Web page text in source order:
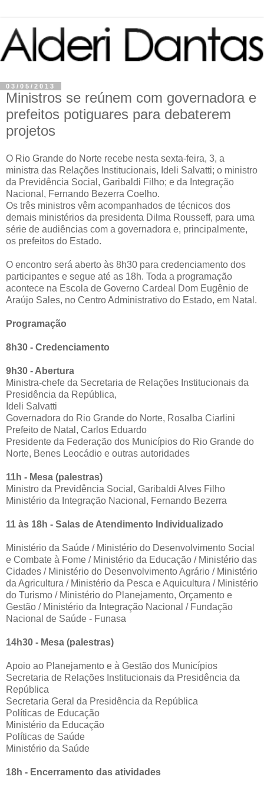
03/05/2013
Ministros se reúnem com governadora e
prefeitos potiguares para debaterem
projetos
O Rio Grande do Norte recebe nesta sexta-feira, 3, a
ministra das Relações Institucionais, Ideli Salvatti; o ministro
da Previdência Social, Garibaldi Filho; e da Integração
Nacional, Fernando Bezerra Coelho.
Os três ministros vêm acompanhados de técnicos dos
demais ministérios da presidenta Dilma Rousseff, para uma
série de audiências com a governadora e, principalmente,
os prefeitos do Estado.
O encontro será aberto às 8h30 para credenciamento dos
participantes e segue até as 18h. Toda a programação
acontece na Escola de Governo Cardeal Dom Eugênio de
Araújo Sales, no Centro Administrativo do Estado, em Natal.
Programação
8h30 - Credenciamento
9h30 - Abertura
Ministra-chefe da Secretaria de Relações Institucionais da
Presidência da República,
Ideli Salvatti
Governadora do Rio Grande do Norte, Rosalba Ciarlini
Prefeito de Natal, Carlos Eduardo
Presidente da Federação dos Municípios do Rio Grande do
Norte, Benes Leocádio e outras autoridades
11h - Mesa (palestras)
Ministro da Previdência Social, Garibaldi Alves Filho
Ministério da Integração Nacional, Fernando Bezerra
11 às 18h - Salas de Atendimento Individualizado
Ministério da Saúde / Ministério do Desenvolvimento Social
e Combate à Fome / Ministério da Educação / Ministério das
Cidades / Ministério do Desenvolvimento Agrário / Ministério
da Agricultura / Ministério da Pesca e Aquicultura / Ministério
do Turismo / Ministério do Planejamento, Orçamento e
Gestão / Ministério da Integração Nacional / Fundação
Nacional de Saúde - Funasa
14h30 - Mesa (palestras)
Apoio ao Planejamento e à Gestão dos Municípios
Secretaria de Relações Institucionais da Presidência da
República
Secretaria Geral da Presidência da República
Políticas de Educação
Ministério da Educação
Políticas de Saúde
Ministério da Saúde
18h - Encerramento das atividades